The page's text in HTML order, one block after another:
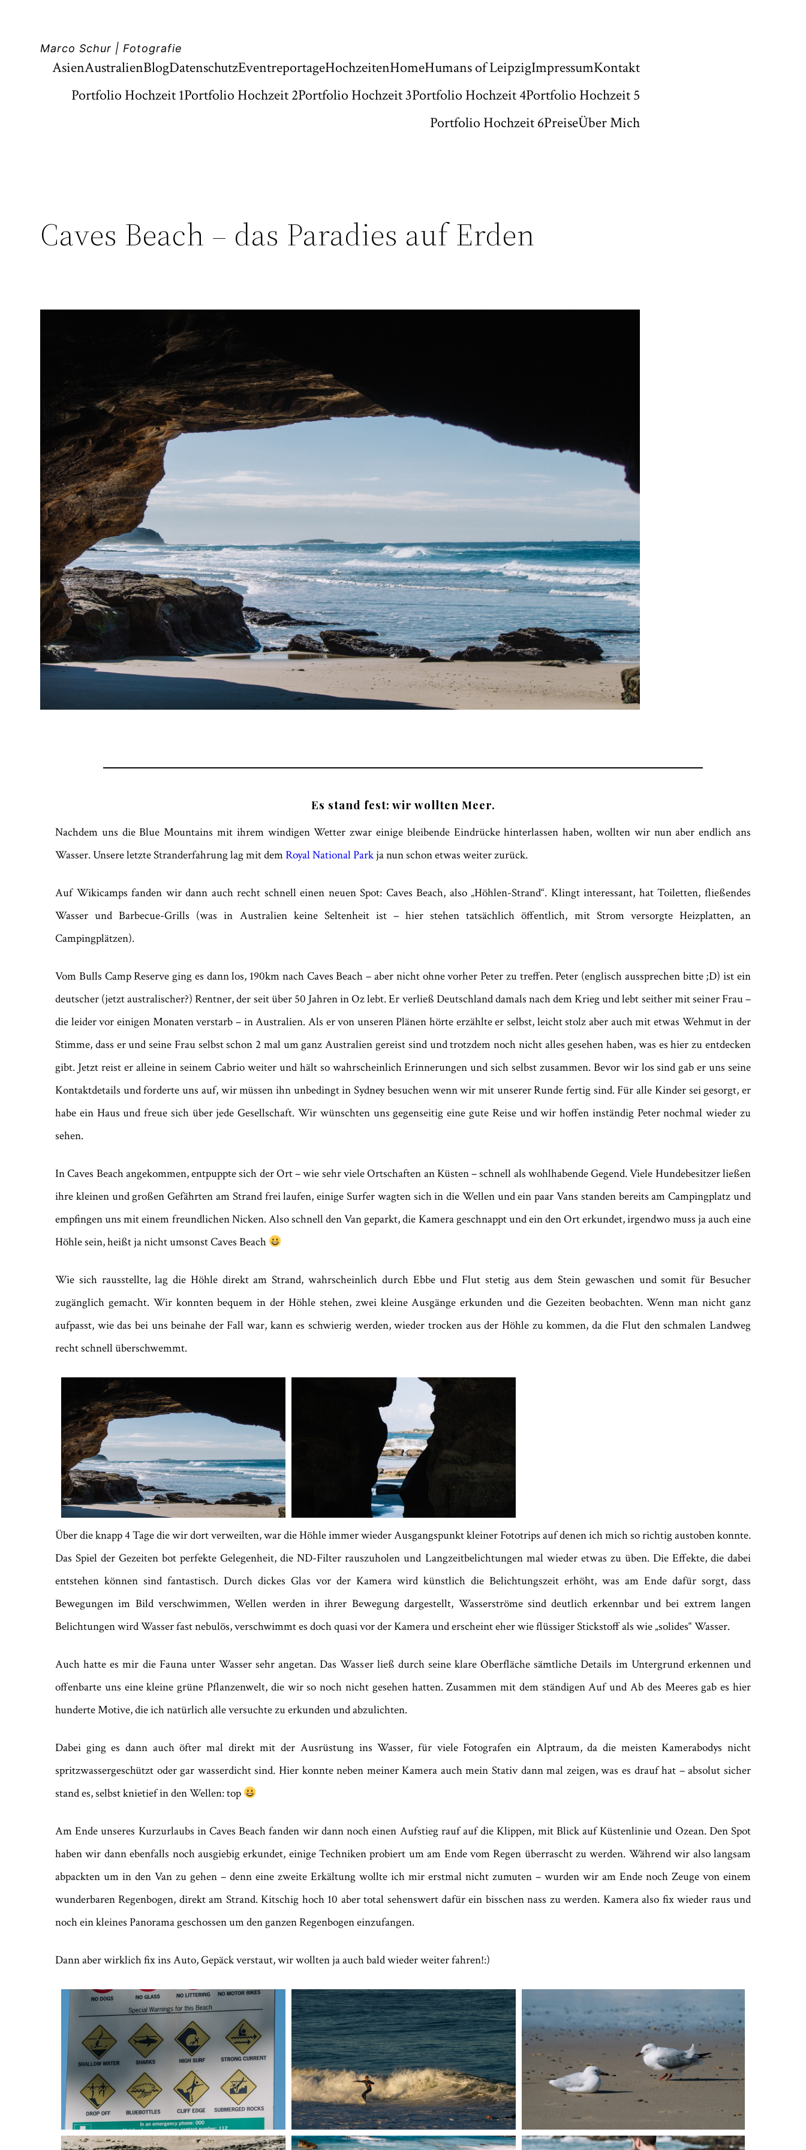
springenMarco Schur | Fotografie
AsienAustralienBlogDatenschutzEventreportageHochzeitenHomeHumans of LeipzigImpressumKontakt
Portfolio Hochzeit 1Portfolio Hochzeit 2Portfolio Hochzeit 3Portfolio Hochzeit 4Portfolio Hochzeit 5
Portfolio Hochzeit 6PreiseÜber Mich
Caves Beach – das Paradies auf Erden
Es stand fest: wir wollten Meer.
Nachdem uns die Blue Mountains mit ihrem windigen Wetter zwar einige bleibende Eindrücke hinterlassen haben, wollten wir nun aber endlich ans
Wasser. Unsere letzte Stranderfahrung lag mit demRoyal National Parkja nun schon etwas weiter zurück.
Auf Wikicamps fanden wir dann auch recht schnell einen neuen Spot: Caves Beach, also „Höhlen-Strand“. Klingt interessant, hat Toiletten, fließendes
Wasser und Barbecue-Grills (was in Australien keine Seltenheit ist – hier stehen tatsächlich öffentlich, mit Strom versorgte Heizplatten, an
Campingplätzen).
Vom Bulls Camp Reserve ging es dann los, 190km nach Caves Beach – aber nicht ohne vorher Peter zu treffen. Peter (englisch aussprechen bitte ;D) ist ein
deutscher (jetzt australischer?) Rentner, der seit über 50 Jahren in Oz lebt. Er verließ Deutschland damals nach dem Krieg und lebt seither mit seiner Frau –
die leider vor einigen Monaten verstarb – in Australien. Als er von unseren Plänen hörte erzählte er selbst, leicht stolz aber auch mit etwas Wehmut in der
Stimme, dass er und seine Frau selbst schon 2 mal um ganz Australien gereist sind und trotzdem noch nicht alles gesehen haben, was es hier zu entdecken
gibt. Jetzt reist er alleine in seinem Cabrio weiter und hält so wahrscheinlich Erinnerungen und sich selbst zusammen. Bevor wir los sind gab er uns seine
Kontaktdetails und forderte uns auf, wir müssen ihn unbedingt in Sydney besuchen wenn wir mit unserer Runde fertig sind. Für alle Kinder sei gesorgt, er
habe ein Haus und freue sich über jede Gesellschaft. Wir wünschten uns gegenseitig eine gute Reise und wir hoffen inständig Peter nochmal wieder zu
sehen.
In Caves Beach angekommen, entpuppte sich der Ort – wie sehr viele Ortschaften an Küsten – schnell als wohlhabende Gegend. Viele Hundebesitzer ließen
ihre kleinen und großen Gefährten am Strand frei laufen, einige Surfer wagten sich in die Wellen und ein paar Vans standen bereits am Campingplatz und
empfingen uns mit einem freundlichen Nicken. Also schnell den Van geparkt, die Kamera geschnappt und ein den Ort erkundet, irgendwo muss ja auch eine
Höhle sein, heißt ja nicht umsonst Caves Beach
Wie sich rausstellte, lag die Höhle direkt am Strand, wahrscheinlich durch Ebbe und Flut stetig aus dem Stein gewaschen und somit für Besucher
zugänglich gemacht. Wir konnten bequem in der Höhle stehen, zwei kleine Ausgänge erkunden und die Gezeiten beobachten. Wenn man nicht ganz
aufpasst, wie das bei uns beinahe der Fall war, kann es schwierig werden, wieder trocken aus der Höhle zu kommen, da die Flut den schmalen Landweg
recht schnell überschwemmt.
Über die knapp 4 Tage die wir dort verweilten, war die Höhle immer wieder Ausgangspunkt kleiner Fototrips auf denen ich mich so richtig austoben konnte.
Das Spiel der Gezeiten bot perfekte Gelegenheit, die ND-Filter rauszuholen und Langzeitbelichtungen mal wieder etwas zu üben. Die Effekte, die dabei
entstehen können sind fantastisch. Durch dickes Glas vor der Kamera wird künstlich die Belichtungszeit erhöht, was am Ende dafür sorgt, dass
Bewegungen im Bild verschwimmen, Wellen werden in ihrer Bewegung dargestellt, Wasserströme sind deutlich erkennbar und bei extrem langen
Belichtungen wird Wasser fast nebulös, verschwimmt es doch quasi vor der Kamera und erscheint eher wie flüssiger Stickstoff als wie „solides“ Wasser.
Auch hatte es mir die Fauna unter Wasser sehr angetan. Das Wasser ließ durch seine klare Oberfläche sämtliche Details im Untergrund erkennen und
offenbarte uns eine kleine grüne Pflanzenwelt, die wir so noch nicht gesehen hatten. Zusammen mit dem ständigen Auf und Ab des Meeres gab es hier
hunderte Motive, die ich natürlich alle versuchte zu erkunden und abzulichten.
Dabei ging es dann auch öfter mal direkt mit der Ausrüstung ins Wasser, für viele Fotografen ein Alptraum, da die meisten Kamerabodys nicht
spritzwassergeschützt oder gar wasserdicht sind. Hier konnte neben meiner Kamera auch mein Stativ dann mal zeigen, was es drauf hat – absolut sicher
stand es, selbst knietief in den Wellen: top
Am Ende unseres Kurzurlaubs in Caves Beach fanden wir dann noch einen Aufstieg rauf auf die Klippen, mit Blick auf Küstenlinie und Ozean. Den Spot
haben wir dann ebenfalls noch ausgiebig erkundet, einige Techniken probiert um am Ende vom Regen überrascht zu werden. Während wir also langsam
abpackten um in den Van zu gehen – denn eine zweite Erkältung wollte ich mir erstmal nicht zumuten – wurden wir am Ende noch Zeuge von einem
wunderbaren Regenbogen, direkt am Strand. Kitschig hoch 10 aber total sehenswert dafür ein bisschen nass zu werden. Kamera also fix wieder raus und
noch ein kleines Panorama geschossen um den ganzen Regenbogen einzufangen.
Dann aber wirklich fix ins Auto, Gepäck verstaut, wir wollten ja auch bald wieder weiter fahren!:)